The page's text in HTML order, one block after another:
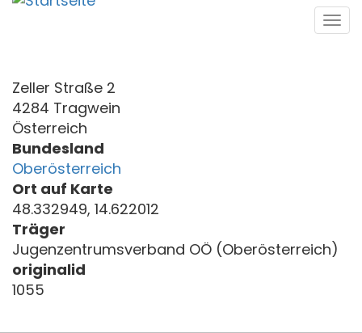
Direkt
Zeller Straße 2
4284 Tragwein
Österreich
Bundesland
Oberösterreich
Ort auf Karte
48.332949, 14.622012
Träger
Jugenzentrumsverband OÖ (Oberösterreich)
originalid
1055